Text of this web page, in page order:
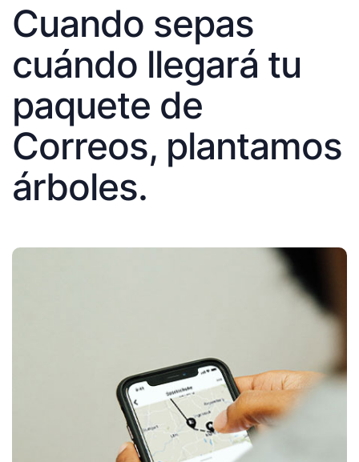
Cuando sepas
cuándo llegará tu
paquete de
Correos, plantamos
árboles.